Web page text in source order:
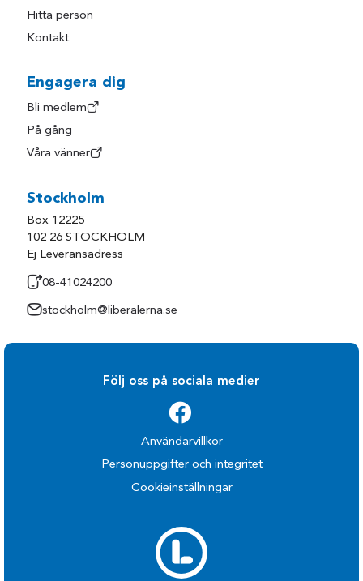
Hitta person
Kontakt
Engagera dig
Bli medlem
På gång
Våra vänner
Stockholm
Box 12225
102 26 STOCKHOLM
Ej Leveransadress
08-41024200
stockholm@liberalerna.se
Följ oss på sociala medier
Användarvillkor
Personuppgifter och integritet
Cookieinställningar